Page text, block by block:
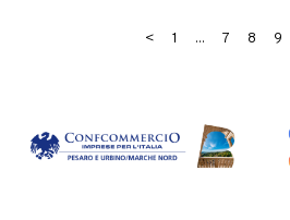
< 1 ... 7 8 9